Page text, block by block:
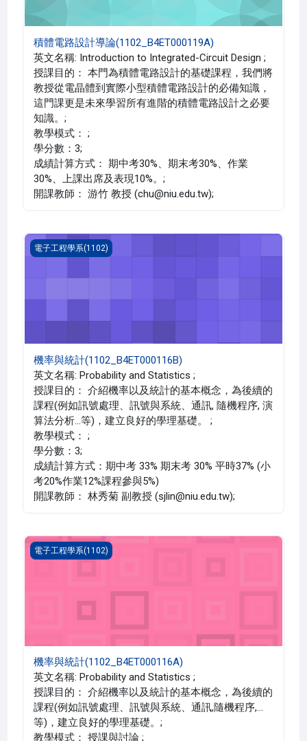
積體電路設計導論(1102_B4ET000119A)
英文名稱: Introduction to Integrated-Circuit Design ;
授課目的： 本門為積體電路設計的基礎課程，我們將
教授從電晶體到實際小型積體電路設計的必備知識，
這門課更是未來學習所有進階的積體電路設計之必要
知識。;
教學模式： ;
學分數：3;
成績計算方式： 期中考30%、期末考30%、作業
30%、上課出席及表現10%。;
開課教師： 游竹 教授 (chu@niu.edu.tw);
機率與統計(1102_B4ET000116B)
電子工程學系(1102)
機率與統計(1102_B4ET000116B)
英文名稱: Probability and Statistics ;
授課目的： 介紹機率以及統計的基本概念，為後續的
課程(例如訊號處理、訊號與系統、通訊, 隨機程序, 演
算法分析…等)，建立良好的學理基礎。 ;
教學模式： ;
學分數：3;
成績計算方式：期中考 33% 期末考 30% 平時37% (小
考20%作業12%課程參與5%)
開課教師： 林秀菊 副教授 (sjlin@niu.edu.tw);
機率與統計(1102_B4ET000116A)
電子工程學系(1102)
機率與統計(1102_B4ET000116A)
英文名稱: Probability and Statistics ;
授課目的： 介紹機率以及統計的基本概念，為後續的
課程(例如訊號處理、訊號與系統、通訊,隨機程序,…
等)，建立良好的學理基礎。;
教學模式： 授課與討論 ;